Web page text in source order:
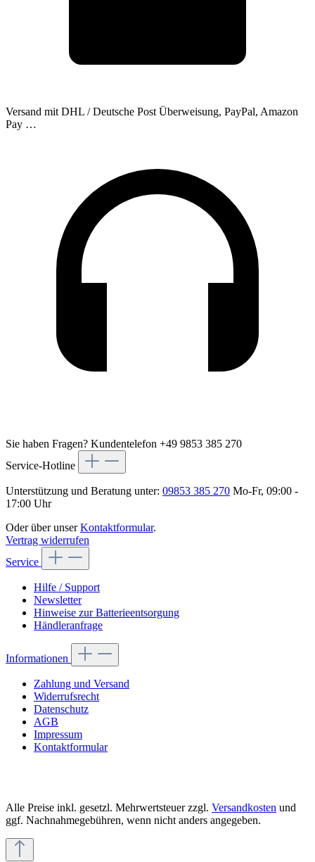
Versand mit DHL / Deutsche Post Überweisung, PayPal, Amazon
Pay …
Sie haben Fragen? Kundentelefon +49 9853 385 270
Service-Hotline
Unterstützung und Beratung unter: 09853 385 270 Mo-Fr, 09:00 -
17:00 Uhr
Oder über unserKontaktformular.
Vertrag widerrufen
Service
Hilfe / Support
Newsletter
Hinweise zur Batterieentsorgung
Händleranfrage
Informationen
Zahlung und Versand
Widerrufsrecht
Datenschutz
AGB
Impressum
Kontaktformular
Alle Preise inkl. gesetzl. Mehrwertsteuer zzgl. Versandkosten und
ggf. Nachnahmegebühren, wenn nicht anders angegeben.